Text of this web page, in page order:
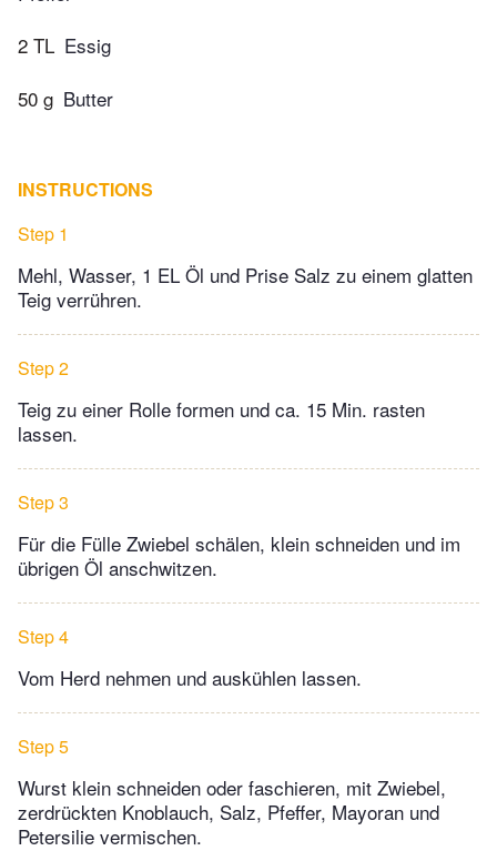
2 TL Essig
50 g Butter
INSTRUCTIONS
Step 1
Mehl, Wasser, 1 EL Öl und Prise Salz zu einem glatten
Teig verrühren.
Step 2
Teig zu einer Rolle formen und ca. 15 Min. rasten
lassen.
Step 3
Für die Fülle Zwiebel schälen, klein schneiden und im
übrigen Öl anschwitzen.
Step 4
Vom Herd nehmen und auskühlen lassen.
Step 5
Wurst klein schneiden oder faschieren, mit Zwiebel,
zerdrückten Knoblauch, Salz, Pfeffer, Mayoran und
Petersilie vermischen.